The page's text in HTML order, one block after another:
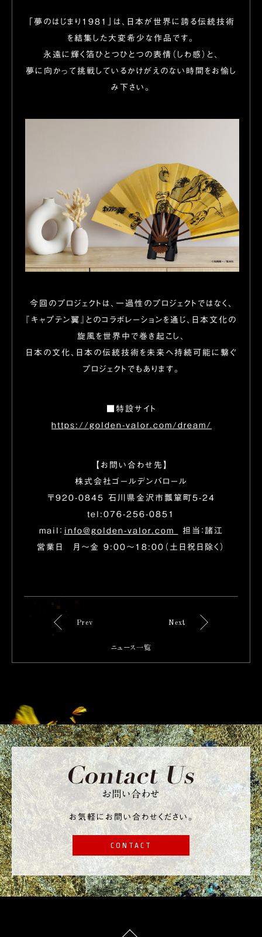
「夢のはじまり1981」は、日本が世界に誇る伝統技術
を結集した大変希少な作品です。
永遠に輝く箔ひとつひとつの表情（しわ感）と、
夢に向かって挑戦しているかけがえのない時間をお愉し
み下さい。
今回のプロジェクトは、一過性のプロジェクトではなく、
キャプテン翼』とのコラボレーションを通じ、
日本文化の
旋風を世界中で巻き起こし、
日本の文化、
日本の伝統技術を未来へ持続可能に繋ぐ
プロジェクトでもあります。
■特設サイト
https://golden-valor.com/dream/
【お問い合わせ先】
株式会社ゴールデンバロール
〒920-0845 石川県金沢市瓢箪町5-24
tel:076-256-0851
mail： info@golden-valor.com
担当：諸江
営業日 月〜金 9:00〜18:00（土日祝日除く）
Prev Next
ニュース一覧
お問い合わせ
お気軽にお問い合わせください。
CONTACT